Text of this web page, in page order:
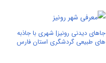
جاهای دیدنی رونیز| شهری با جاذبه
های طبیعی گردشگری استان فارس